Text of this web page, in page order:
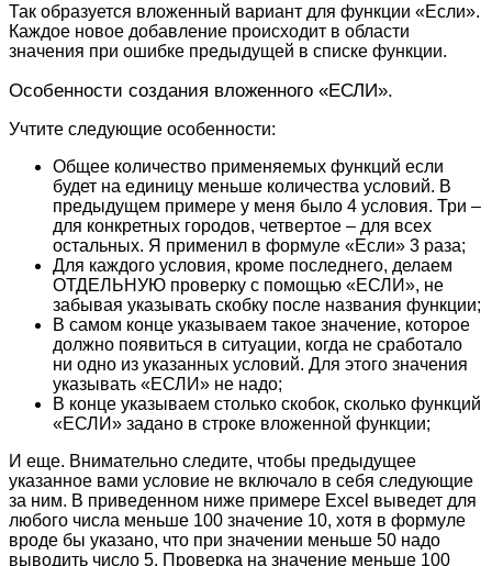
Так образуется вложенный вариант для функции «Если».
Каждое новое добавление происходит в области
значения при ошибке предыдущей в списке функции.
Особенности создания вложенного «ЕСЛИ».
Учтите следующие особенности:
Общее количество применяемых функций если
будет на единицу меньше количества условий. В
предыдущем примере у меня было 4 условия. Три –
для конкретных городов, четвертое – для всех
остальных. Я применил в формуле «Если» 3 раза;
Для каждого условия, кроме последнего, делаем
ОТДЕЛЬНУЮ проверку с помощью «ЕСЛИ», не
забывая указывать скобку после названия функции;
В самом конце указываем такое значение, которое
должно появиться в ситуации, когда не сработало
ни одно из указанных условий. Для этого значения
указывать «ЕСЛИ» не надо;
В конце указываем столько скобок, сколько функций
«ЕСЛИ» задано в строке вложенной функции;
И еще. Внимательно следите, чтобы предыдущее
указанное вами условие не включало в себя следующие
за ним. В приведенном ниже примере Excel выведет для
любого числа меньше 100 значение 10, хотя в формуле
вроде бы указано, что при значении меньше 50 надо
выводить число 5. Проверка на значение меньше 100